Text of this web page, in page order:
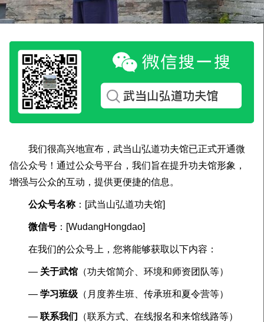
我们很高兴地宣布，武当山弘道功夫馆已正式开通微
信公众号！通过公众号平台，我们旨在提升功夫馆形象，
增强与公众的互动，提供更便捷的信息。
公众号名称：[武当山弘道功夫馆]
微信号 ：[WudangHongdao]
在我们的公众号上，您将能够获取以下内容：
— 关于武馆 （功夫馆简介、环境和师资团队等）
— 学习班级 （月度养生班、传承班和夏令营等）
— 联系我们 （联系方式、在线报名和来馆线路等）